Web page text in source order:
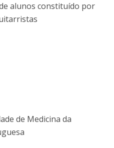
alunos constituído por
de Medicina da